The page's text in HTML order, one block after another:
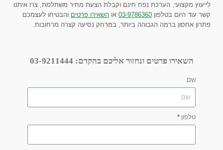
לייעוץ מקצועי, הערכת נפח חינם וקבלת הצעת מחיר משתלמת, צרו איתנו
קשר עוד היום בטלפון 03-9786360 או השאירו פרטים והבטיחו לעצמכם
פתרון אחסון ברמה הגבוהה ביותר, במרחק נסיעה קצרה מרחובות.
השאירו פרטים ונחזור אליכם בהקדם: 03-9211444
שם
טלפון